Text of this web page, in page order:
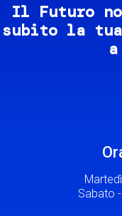
Il Futuro
subito la
Sabato